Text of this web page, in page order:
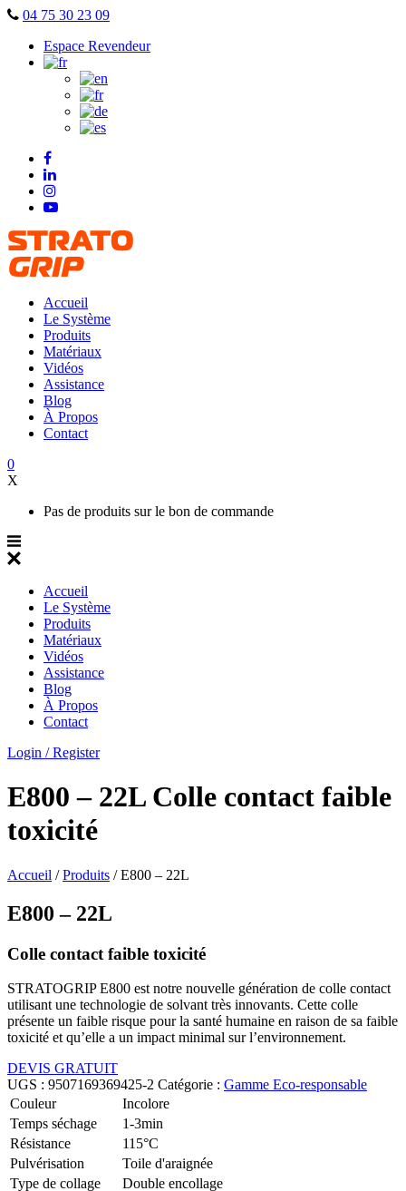
Skip
content
04 75 30 23 09
Espace Revendeur
Accueil
Le Système
Produits
Matériaux
Vidéos
Assistance
Blog
À Propos
Contact
0
X
Pas de produits sur le bon de commande
Accueil
Le Système
Produits
Matériaux
Vidéos
Assistance
Blog
À Propos
Contact
Login / Register
E800 – 22L Colle contact faible
toxicité
Accueil /Produits /E800 – 22L
E800 – 22L
Colle contact faible toxicité
STRATOGRIP E800 est notre nouvelle génération de colle contact
utilisant une technologie de solvant très innovants. Cette colle
présente un faible risque pour la santé humaine en raison de sa faible
toxicité et qu’elle a un impact minimal sur l’environnement.
DEVIS GRATUIT
UGS : 9507169369425-2 Catégorie : Gamme Eco-responsable
Couleur
Incolore
Temps séchage
1-3min
Résistance
115°C
Pulvérisation
Toile d'araignée
Type de collage
Double encollage